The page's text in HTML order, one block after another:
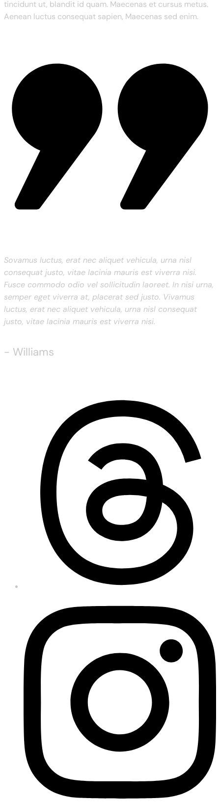
tincidunt ut, blandit id quam. Maecenas et cursus metus.
Aenean luctus consequat sapien, Maecenas sed enim.
Sovamus luctus, erat nec aliquet vehicula, urna nisl
consequat justo, vitae lacinia mauris est viverra nisi.
Fusce commodo odio vel sollicitudin laoreet. In nisi urna,
semper eget viverra at, placerat sed justo. Vivamus
luctus, erat nec aliquet vehicula, urna nisl consequat
justo, vitae lacinia mauris est viverra nisi.
- Williams